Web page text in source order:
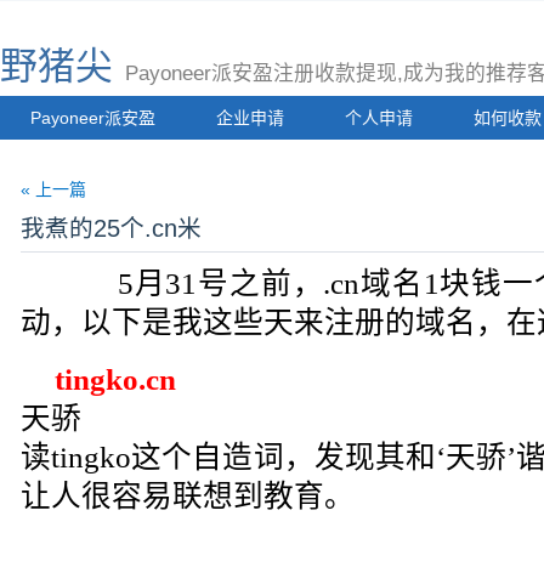
野猪尖 Payoneer派安盈注册收款提现,成为我的推荐
Payoneer派安盈 企业申请 个人申请 如何收款
« 上一篇
我煮的25个.cn米
5月31号之前，.cn域名1块钱一
动，以下是我这些天来注册的域名，
tingko.cn
天骄
读tingko这个自造词，发现其和‘天骄’
让人很容易联想到教育。